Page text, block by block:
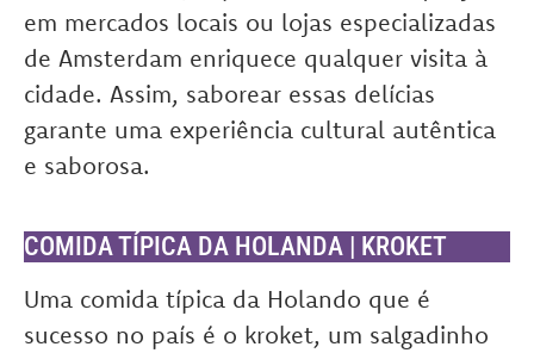
em mercados locais ou lojas especializadas
de Amsterdam enriquece qualquer visita à
cidade. Assim, saborear essas delícias
garante uma experiência cultural autêntica
e saborosa.
COMIDA TÍPICA DA HOLANDA | KROKET
Uma comida típica da Holando que é
sucesso no país é o kroket, um salgadinho